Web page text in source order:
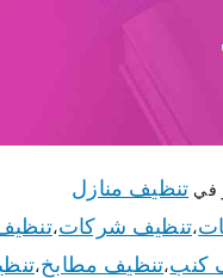
في تنظيف منازل
،تنظيف شركات،
كنب،تنظيف مطابخ،